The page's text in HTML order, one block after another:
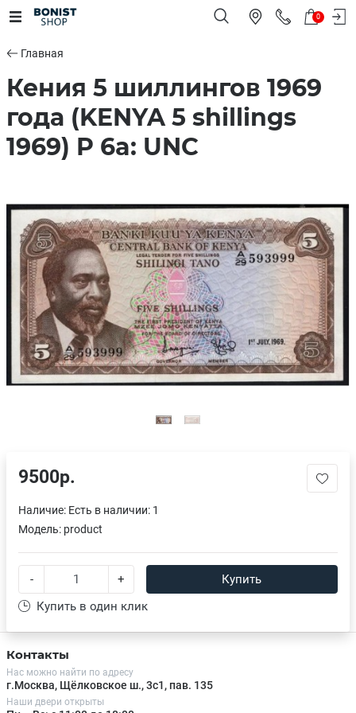
0
Главная
Кения 5 шиллингов 1969
года (KENYA 5 shillings
1969) P 6a: UNC
9500р.
Наличие: Есть в наличии: 1
Модель: product
- +
Купить
Купить в один клик
Контакты
Нас можно найти по адресу
г.Москва, Щёлковское ш., 3с1, пав. 135
Наши двери открыты